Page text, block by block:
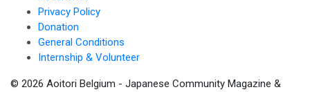
Privacy Policy
Donation
General Conditions
Internship & Volunteer
© 2026 Aoitori Belgium - Japanese Community Magazine &